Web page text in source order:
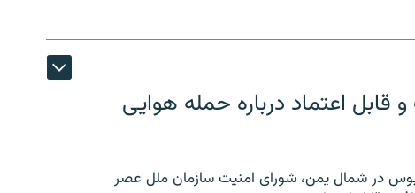
اعتماد درباره حمله هوایی
در شمال یمن، شورای امنیت سازمان ملل عصر